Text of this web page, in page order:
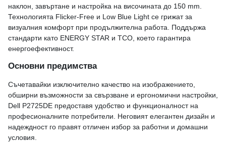
наклон, завъртане и настройка на височината до 150 mm.
Технологията Flicker-Free и Low Blue Light се грижат за
визуалния комфорт при продължителна работа. Поддържа
стандарти като ENERGY STAR и TCO, което гарантира
енергоефективност.
Основни предимства
Съчетавайки изключително качество на изображението,
обширни възможности за свързване и ергономични настройки,
Dell P2725DE предоставя удобство и функционалност на
професионалните потребители. Неговият елегантен дизайн и
надеждност го правят отличен избор за работни и домашни
условия.